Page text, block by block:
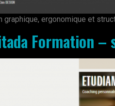
graphique, ergonomique et
Formation –